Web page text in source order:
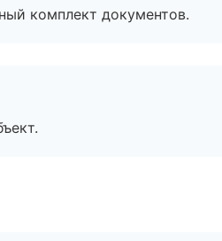
комплект документов.